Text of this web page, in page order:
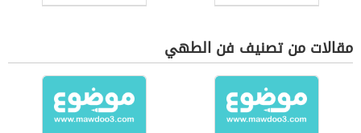
مقالات من تصنيف فن الطهي